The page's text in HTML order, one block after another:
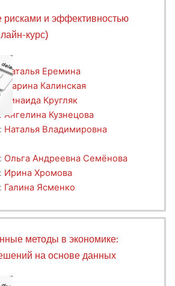
рисками и эффективностью
курс)
Наталья Еремина
Марина Калинская
Зинаида Кругляк
Ангелина Кузнецова
Наталья Владимировна
Ольга Андреевна Семёнова
Ирина Хромова
Галина Ясменко
методы в экономике:
на основе данных